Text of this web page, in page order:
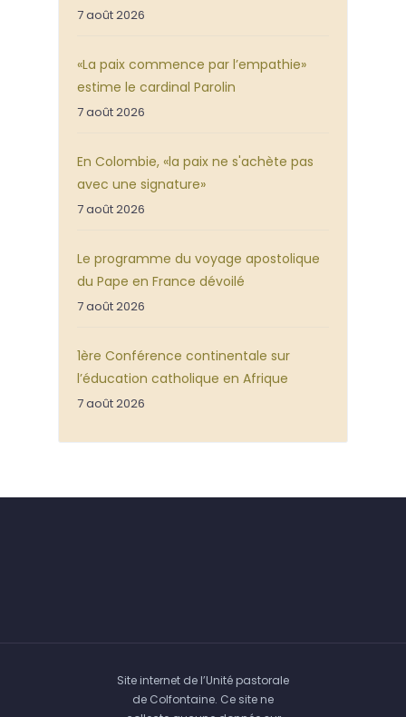
7 août 2026
«La paix commence par l’empathie»
estime le cardinal Parolin
7 août 2026
En Colombie, «la paix ne s'achète pas
avec une signature»
7 août 2026
Le programme du voyage apostolique
du Pape en France dévoilé
7 août 2026
1ère Conférence continentale sur
l’éducation catholique en Afrique
7 août 2026
Site internet de l’Unité pastorale
de Colfontaine. Ce site ne